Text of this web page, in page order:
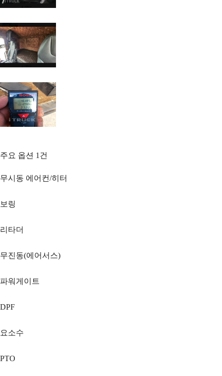
주요 옵션 1 건
무시동 에어컨/히터
보링
리타더
무진동(에어서스)
파워게이트
DPF
요소수
PTO